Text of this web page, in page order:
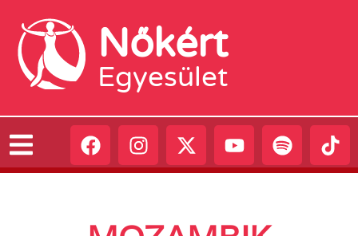
Nőkért
Egyesület